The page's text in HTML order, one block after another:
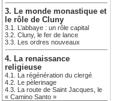
3. Le monde monastique et
le rôle de Cluny
3.1. L’abbaye : un rôle capital
3.2. Cluny, le fer de lance
3.3. Les ordres nouveaux
4. La renaissance
religieuse
4.1. La régénération du clergé
4.2. Le pèlerinage
4.3. La route de Saint Jacques, le
« Camino Santo »